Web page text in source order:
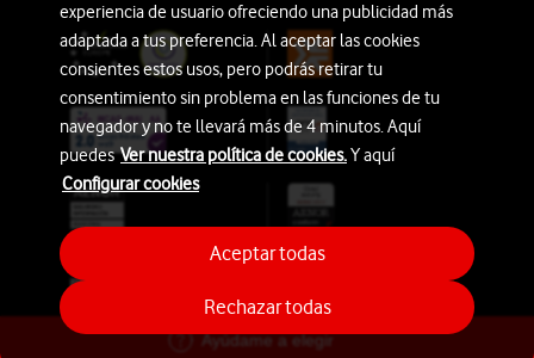
Ayúdame a elegir
experiencia de usuario ofreciendo una publicidad más
adaptada a tus preferencia. Al aceptar las cookies
consientes estos usos, pero podrás retirar tu
consentimiento sin problema en las funciones de tu
navegador y no te llevará más de 4 minutos. Aquí
puedesVer nuestra política de cookies.Y aquí
Configurar cookies
Rechazar todas
Aceptar todas